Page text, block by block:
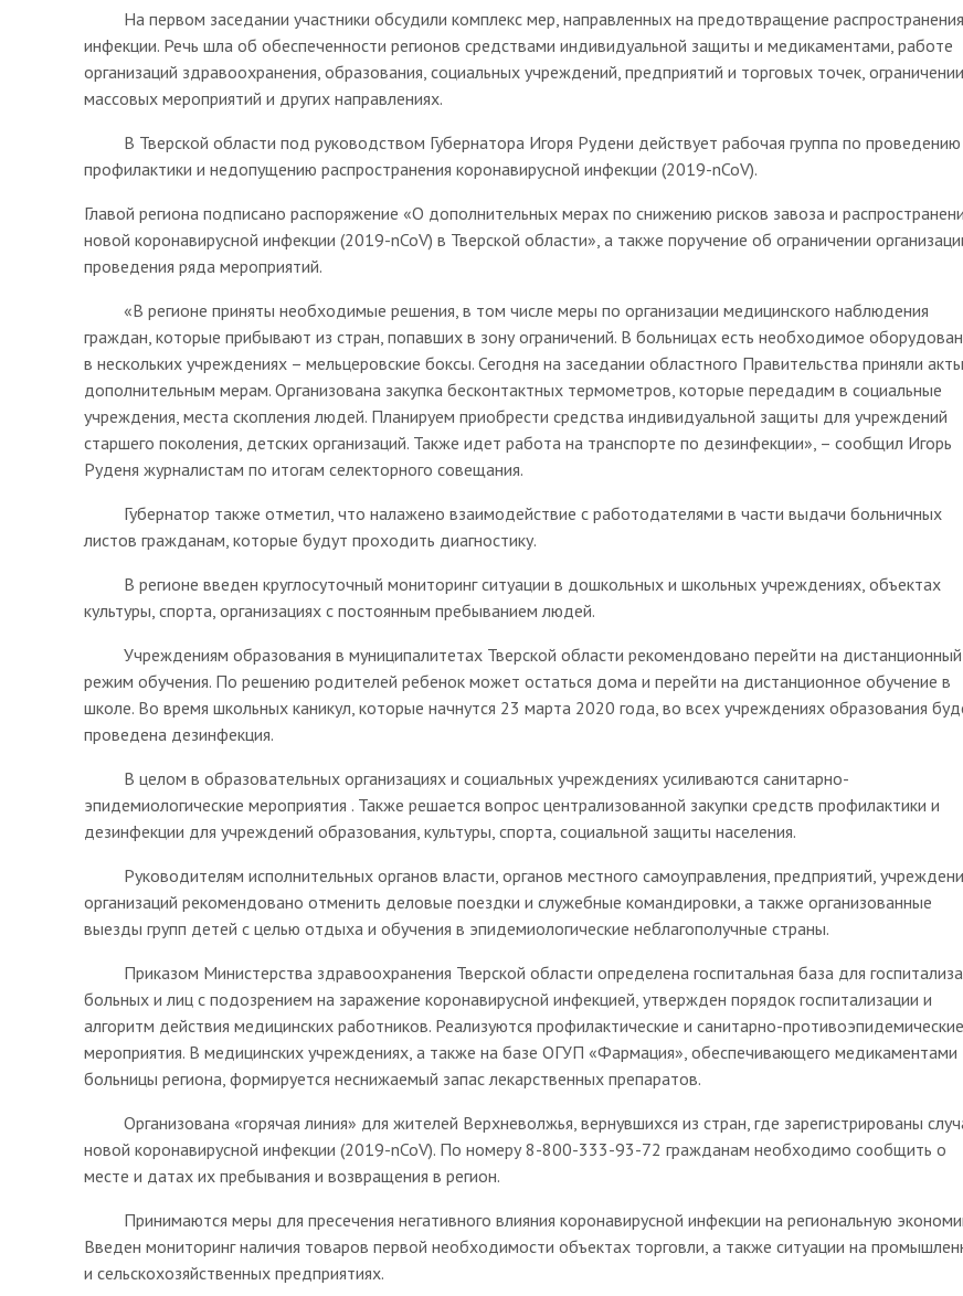
На первом заседании участники обсудили комплекс мер, направленных на предотвращение распространения
инфекции. Речь шла об обеспеченности регионов средствами индивидуальной защиты и медикаментами, работе
организаций здравоохранения, образования, социальных учреждений, предприятий и торговых точек, ограничении
массовых мероприятий и других направлениях.
В Тверской области под руководством Губернатора Игоря Рудени действует рабочая группа по проведению
профилактики и недопущению распространения коронавирусной инфекции (2019-nCoV).
Главой региона подписано распоряжение «О дополнительных мерах по снижению рисков завоза и
новой коронавирусной инфекции (2019-nCoV) в Тверской области», а также поручение об ограничении
проведения ряда мероприятий.
«В регионе приняты необходимые решения, в том числе меры по организации медицинского наблюдения
граждан, которые прибывают из стран, попавших в зону ограничений. В больницах есть необходимое
в нескольких учреждениях – мельцеровские боксы. Сегодня на заседании областного Правительства приняли
дополнительным мерам. Организована закупка бесконтактных термометров, которые передадим в социальные
учреждения, места скопления людей. Планируем приобрести средства индивидуальной защиты для учреждений
старшего поколения, детских организаций. Также идет работа на транспорте по дезинфекции», – сообщил Игорь
Руденя журналистам по итогам селекторного совещания.
Губернатор также отметил, что налажено взаимодействие с работодателями в части выдачи больничных
листов гражданам, которые будут проходить диагностику.
В регионе введен круглосуточный мониторинг ситуации в дошкольных и школьных учреждениях, объектах
культуры, спорта, организациях с постоянным пребыванием людей.
Учреждениям образования в муниципалитетах Тверской области рекомендовано перейти на дистанционный
режим обучения. По решению родителей ребенок может остаться дома и перейти на дистанционное обучение в
школе. Во время школьных каникул, которые начнутся 23 марта 2020 года, во всех учреждениях образования
проведена дезинфекция.
В целом в образовательных организациях и социальных учреждениях усиливаются санитарно-
эпидемиологические мероприятия . Также решается вопрос централизованной закупки средств профилактики и
дезинфекции для учреждений образования, культуры, спорта, социальной защиты населения.
Руководителям исполнительных органов власти, органов местного самоуправления, предприятий,
организаций рекомендовано отменить деловые поездки и служебные командировки, а также организованные
выезды групп детей с целью отдыха и обучения в эпидемиологические неблагополучные страны.
Приказом Министерства здравоохранения Тверской области определена госпитальная база для
больных и лиц с подозрением на заражение коронавирусной инфекцией, утвержден порядок госпитализации и
алгоритм действия медицинских работников. Реализуются профилактические и санитарно-противоэпидемические
мероприятия. В медицинских учреждениях, а также на базе ОГУП «Фармация», обеспечивающего медикаментами
больницы региона, формируется неснижаемый запас лекарственных препаратов.
Организована «горячая линия» для жителей Верхневолжья, вернувшихся из стран, где зарегистрированы
новой коронавирусной инфекции (2019-nCoV). По номеру 8-800-333-93-72 гражданам необходимо сообщить о
месте и датах их пребывания и возвращения в регион.
Принимаются меры для пресечения негативного влияния коронавирусной инфекции на региональную
Введен мониторинг наличия товаров первой необходимости объектах торговли, а также ситуации на
и сельскохозяйственных предприятиях.